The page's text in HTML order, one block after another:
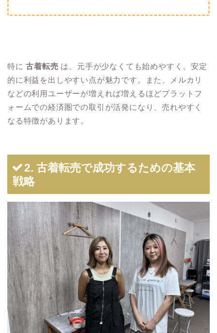
特に古着転売 は、元手が少なくても始めやすく、安定
的に利益を出しやすい点が魅力です。また、メルカリ
などの利用ユーザーが増えれば増えるほどプラットフ
ォームでの経済圏での取引が活発になり、売れやすく
なる特徴があります。
2. 古着転売で成功するための基本
戦略